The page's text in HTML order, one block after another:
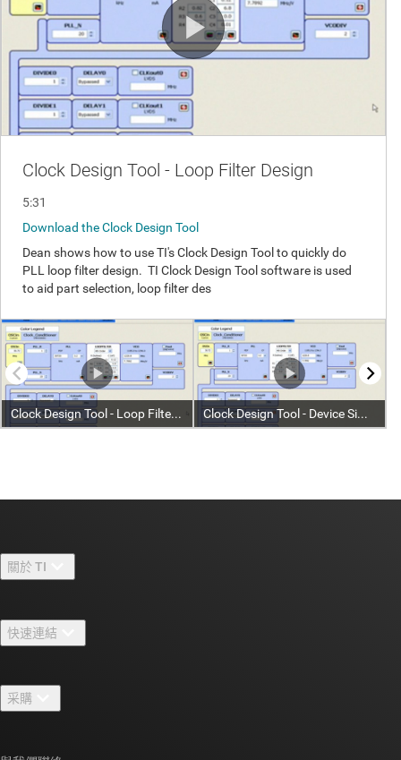
關於 TI
人才招募
新聞室
快速連結
TI E2E™ 設計支援論壇
交互參考搜索
采購